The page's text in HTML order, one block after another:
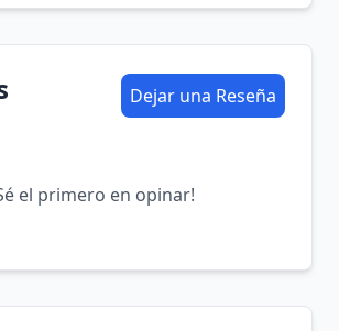
Dejar una Reseña
el primero en opinar!